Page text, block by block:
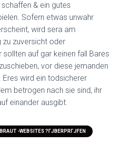
& ein gutes
Sofern etwas unwahr
wird sera am
zu zuversicht oder
auf gar keinen fall Bares
vor diese jemanden
wird ein todsicherer
betrogen nach sie sind, ihr
einander ausgibt.
-WEBSITES ?ГЈBERPRГЈFEN